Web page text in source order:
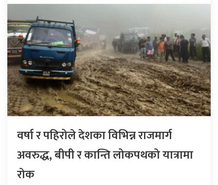
वर्षा र पहिरोले देशका विभिन्न राजमार्ग
अवरुद्ध, बीपी र कान्ति लोकपथको यात्रामा
रोक